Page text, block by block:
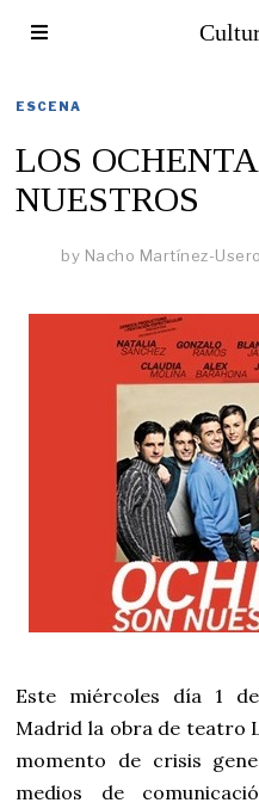
ESCENA
LOS
NUESTROS
by Nacho Martínez-
Este miércoles día 1
Madrid la obra de teatro
momento de crisis
medios de